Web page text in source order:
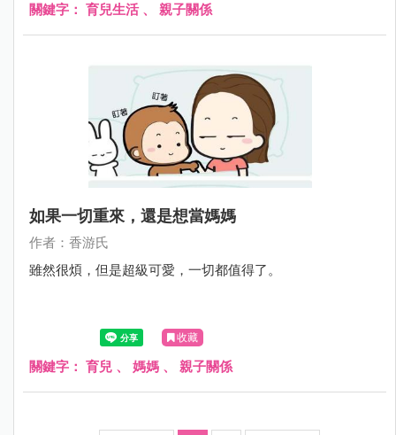
關鍵字： 育兒生活、 親子關係
如果一切重來，還是想當媽媽
作者：香游氏
雖然很煩，但是超級可愛，一切都值得了。
收藏
關鍵字： 育兒 、 媽媽 、 親子關係